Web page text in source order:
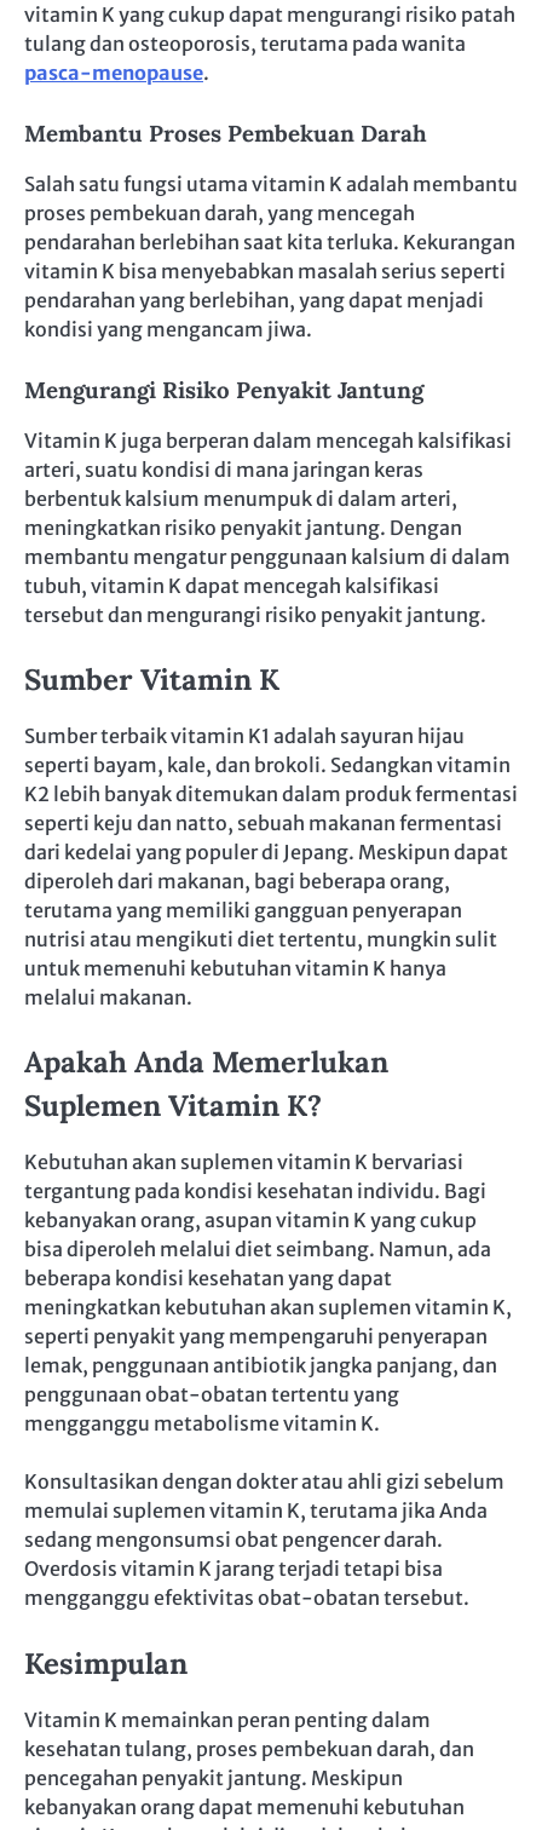
vitamin K yang cukup dapat mengurangi risiko patah
tulang dan osteoporosis, terutama pada wanita
pasca-menopause.
Membantu Proses Pembekuan Darah
Salah satu fungsi utama vitamin K adalah membantu
proses pembekuan darah, yang mencegah
pendarahan berlebihan saat kita terluka. Kekurangan
vitamin K bisa menyebabkan masalah serius seperti
pendarahan yang berlebihan, yang dapat menjadi
kondisi yang mengancam jiwa.
Mengurangi Risiko Penyakit Jantung
Vitamin K juga berperan dalam mencegah kalsifikasi
arteri, suatu kondisi di mana jaringan keras
berbentuk kalsium menumpuk di dalam arteri,
meningkatkan risiko penyakit jantung. Dengan
membantu mengatur penggunaan kalsium di dalam
tubuh, vitamin K dapat mencegah kalsifikasi
tersebut dan mengurangi risiko penyakit jantung.
Sumber Vitamin K
Sumber terbaik vitamin K1 adalah sayuran hijau
seperti bayam, kale, dan brokoli. Sedangkan vitamin
K2 lebih banyak ditemukan dalam produk fermentasi
seperti keju dan natto, sebuah makanan fermentasi
dari kedelai yang populer di Jepang. Meskipun dapat
diperoleh dari makanan, bagi beberapa orang,
terutama yang memiliki gangguan penyerapan
nutrisi atau mengikuti diet tertentu, mungkin sulit
untuk memenuhi kebutuhan vitamin K hanya
melalui makanan.
Apakah Anda Memerlukan
Suplemen Vitamin K?
Kebutuhan akan suplemen vitamin K bervariasi
tergantung pada kondisi kesehatan individu. Bagi
kebanyakan orang, asupan vitamin K yang cukup
bisa diperoleh melalui diet seimbang. Namun, ada
beberapa kondisi kesehatan yang dapat
meningkatkan kebutuhan akan suplemen vitamin K,
seperti penyakit yang mempengaruhi penyerapan
lemak, penggunaan antibiotik jangka panjang, dan
penggunaan obat-obatan tertentu yang
mengganggu metabolisme vitamin K.
Konsultasikan dengan dokter atau ahli gizi sebelum
memulai suplemen vitamin K, terutama jika Anda
sedang mengonsumsi obat pengencer darah.
Overdosis vitamin K jarang terjadi tetapi bisa
mengganggu efektivitas obat-obatan tersebut.
Kesimpulan
Vitamin K memainkan peran penting dalam
kesehatan tulang, proses pembekuan darah, dan
pencegahan penyakit jantung. Meskipun
kebanyakan orang dapat memenuhi kebutuhan